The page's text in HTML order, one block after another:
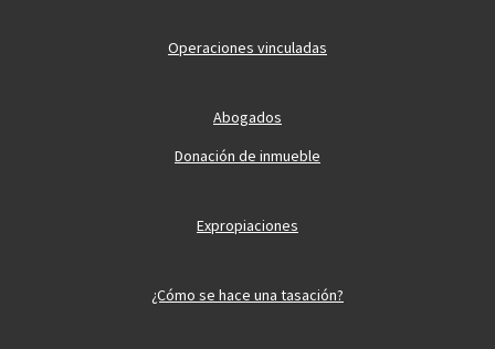
Operaciones vinculadas
Abogados
Donación de inmueble
Expropiaciones
¿Cómo se hace una tasación?